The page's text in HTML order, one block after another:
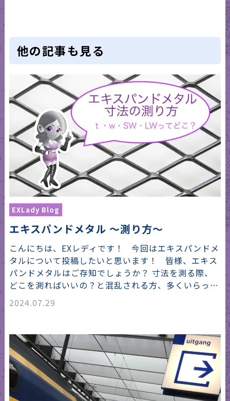
他の記事も見る
EXLady Blog
エキスパンドメタル 〜測り方〜
こんにちは、EXレディです！ 今回はエキスパンドメ
タルについて投稿したいと思います！ 皆様、エキス
パンドメタルはご存知でしょうか？ 寸法を測る際、
どこを測ればいいの？と混乱される方、多くいらっ…
2024.07.29